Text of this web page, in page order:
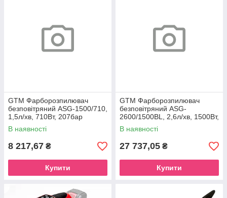
GTM Фарборозпилювач
безповітряний ASG-1500/710,
1,5л/хв, 710Вт, 207бар
В наявності
8 217,67 ₴
Купити
GTM Фарборозпилювач
безповітряний ASG-
2600/1500BL, 2,6л/хв, 1500Вт,
207бар
В наявності
27 737,05 ₴
Купити